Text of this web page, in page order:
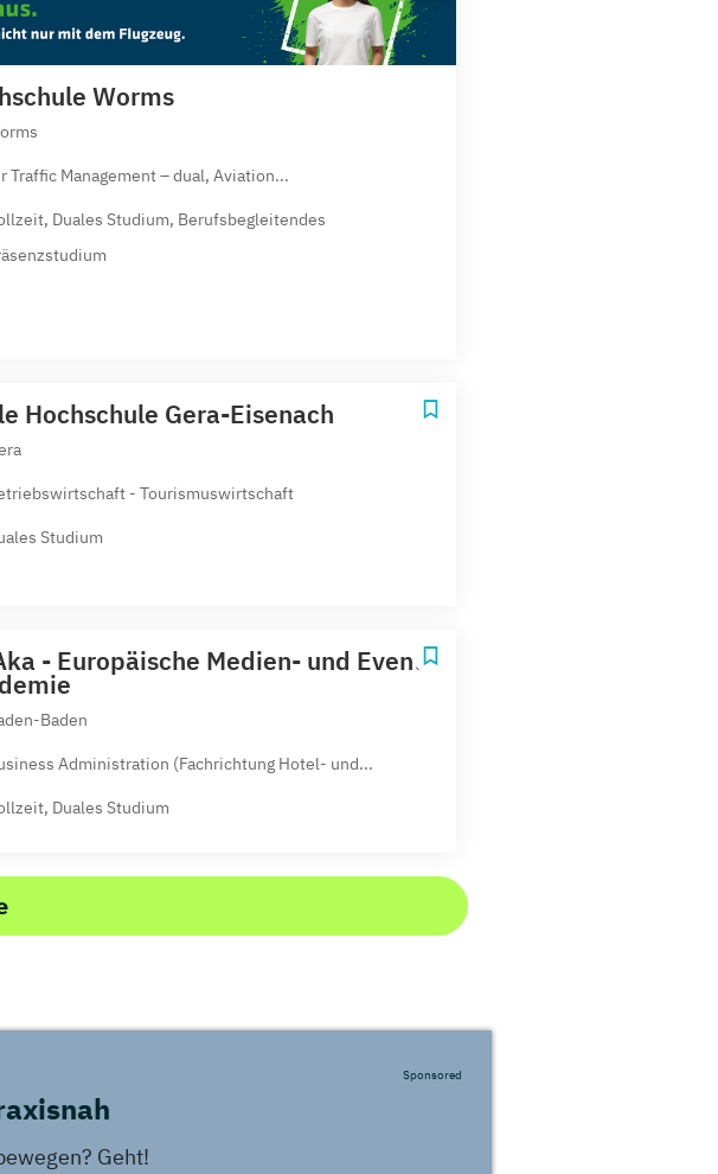
Worms
Traffic Management – dual, Aviation...
Duales Studium, Berufsbegleitendes
Hochschule Gera-Eisenach
- Tourismuswirtschaft
Studium
- Europäische Medien- und Event-
Baden
Administration (Fachrichtung Hotel- und...
Duales Studium
Sponsored
Geht!